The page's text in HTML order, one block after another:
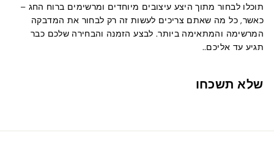
תוכלו לבחור מתוך היצע עיצובים מיוחדים ומרשימים ברוח החג –
כאשר, כל מה שאתם צריכים לעשות זה רק לבחור את המדבקה
המרשימה והמתאימה ביותר. לבצע הזמנה והבחירה שלכם כבר
תגיע עד אליכם..
שלא תשכחו